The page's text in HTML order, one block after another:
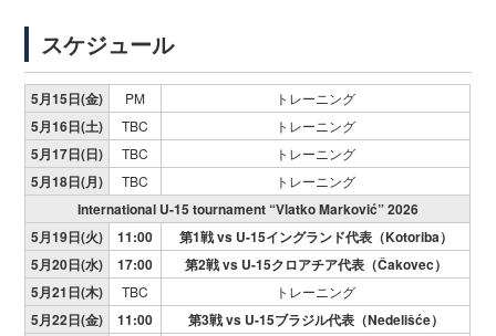
スケジュール
5月15日(金) PM トレーニング
5月16日(土) TBC トレーニング
5月17日(日) TBC トレーニング
5月18日(月) TBC トレーニング
International U-15 tournament “Vlatko Marković” 2026
5月19日(火)
11:00
第1戦 vs U-15イングランド代表（Kotoriba）
5月20日(水)
17:00
第2戦 vs U-15クロアチア代表（Čakovec）
5月21日(木)
TBC トレーニング
5月22日(金) 11:00
第3戦 vs U-15ブラジル代表（Nedelišće）